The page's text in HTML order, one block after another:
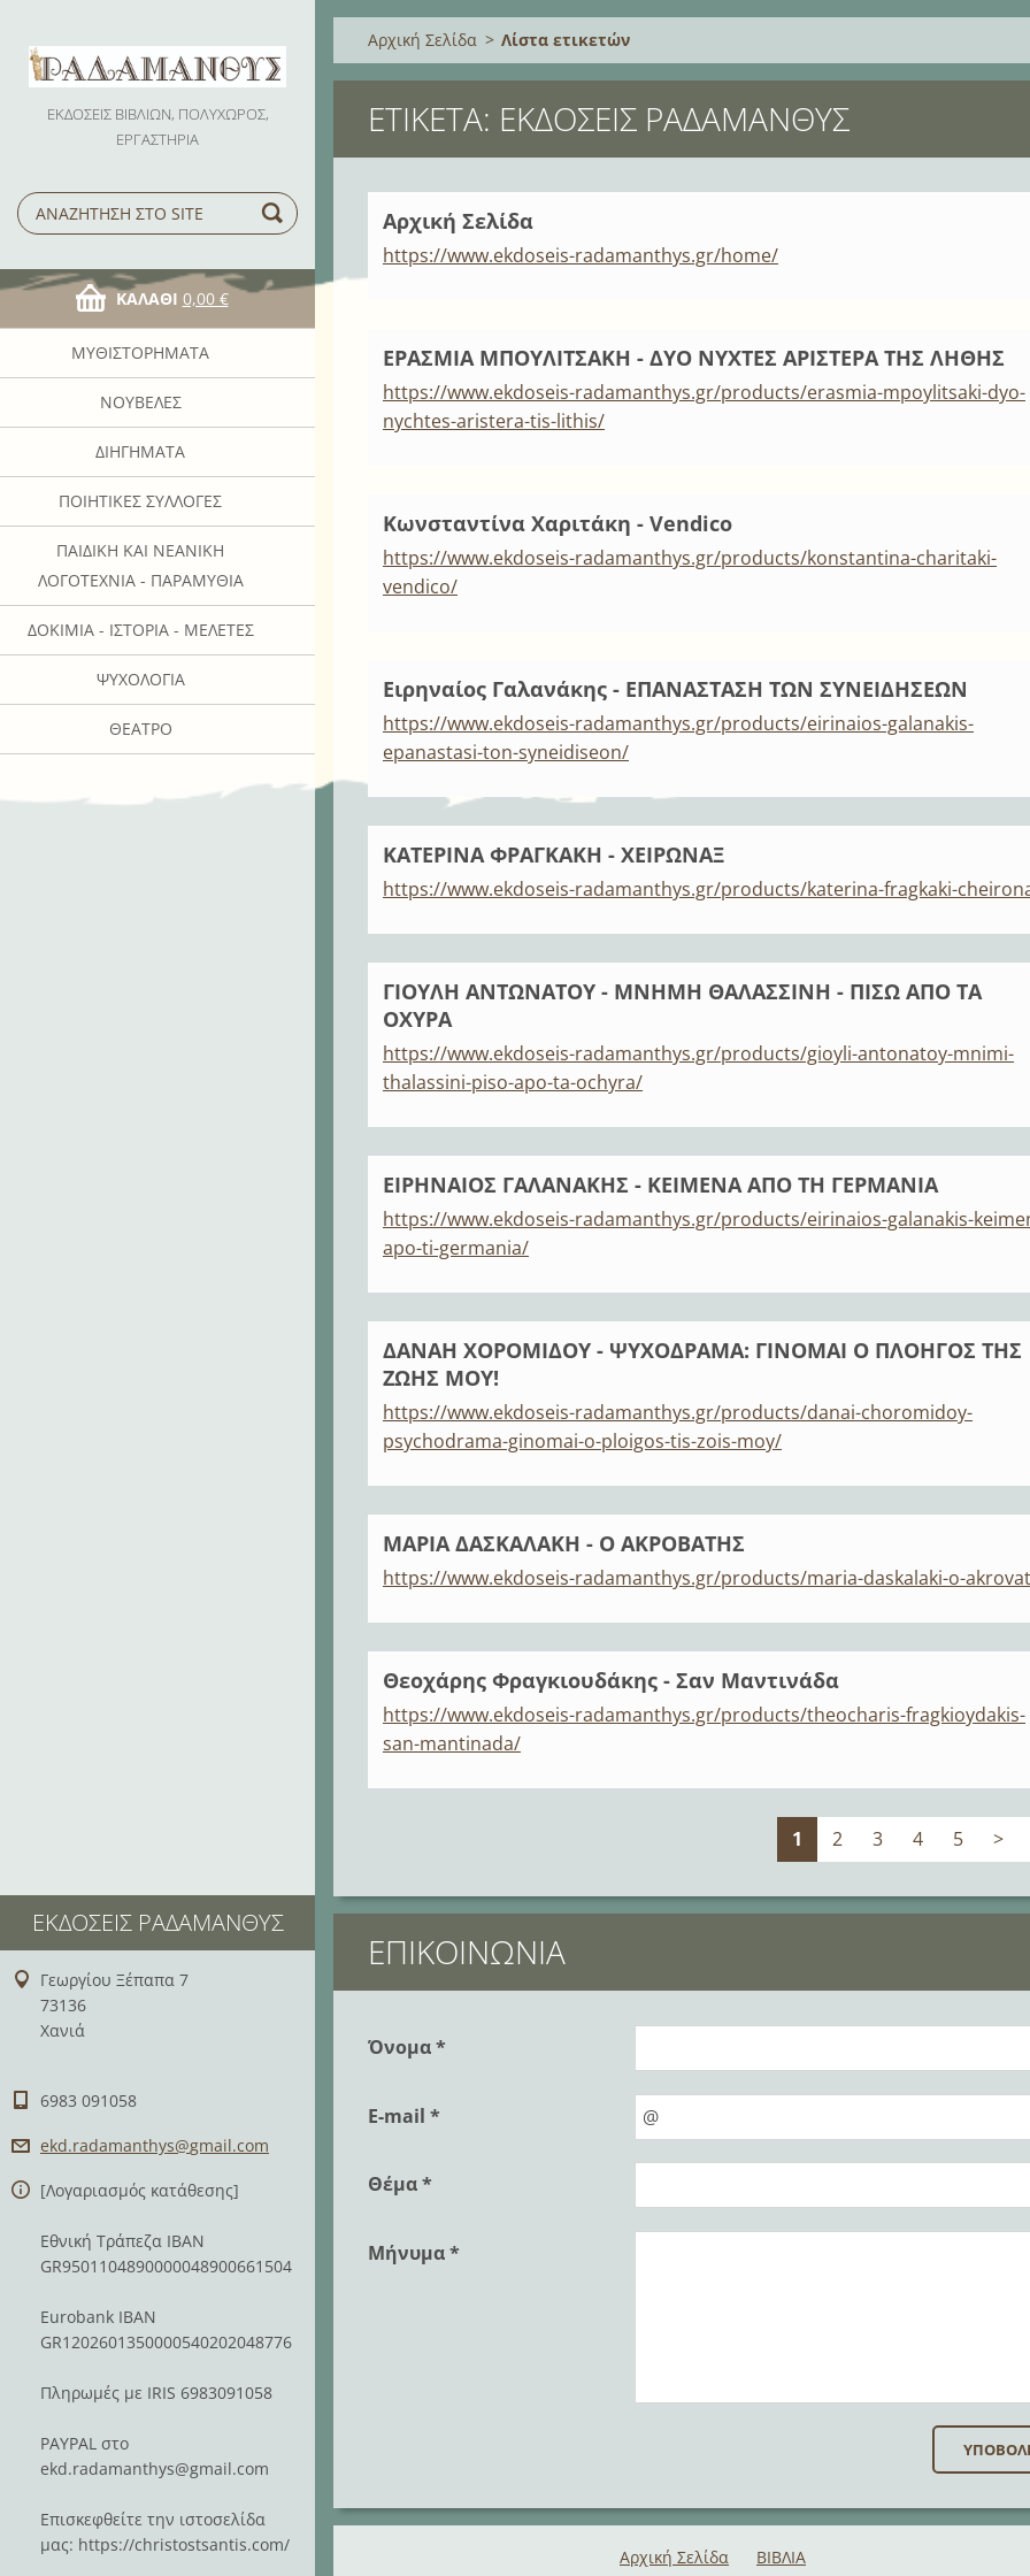
ΕΚΔΟΣΕΙΣ ΒΙΒΛΙΩΝ, ΠΟΛΥΧΩΡΟΣ,
ΕΡΓΑΣΤΗΡΙΑ
ΚΑΛΆΘΙ 0,00 €
ΜΥΘΙΣΤΟΡΉΜΑΤΑ
ΝΟΥΒΈΛΕΣ
ΔΙΗΓΉΜΑΤΑ
ΠΟΙΗΤΙΚΈΣ ΣΥΛΛΟΓΈΣ
ΠΑΙΔΙΚΉ ΚΑΙ ΝΕΑΝΙΚΉ
ΛΟΓΟΤΕΧΝΊΑ - ΠΑΡΑΜΎΘΙΑ
ΔΟΚΊΜΙΑ - ΙΣΤΟΡΊΑ - ΜΕΛΈΤΕΣ
ΨΥΧΟΛΟΓΊΑ
ΘΈΑΤΡΟ
ΕΚΔΌΣΕΙΣ ΡΑΔΆΜΑΝΘΥΣ
Γεωργίου Ξέπαπα 7
73136
Χανιά
6983 091058
ekd.radamanthys@gmail.com
[Λογαριασμός κατάθεσης]
Εθνική Τράπεζα IBAN
GR9501104890000048900661504
Eurobank IBAN
GR1202601350000540202048776
Πληρωμές με IRIS 6983091058
PAYPAL στο
ekd.radamanthys@gmail.com
Επισκεφθείτε την ιστοσελίδα
μας: https://christostsantis.com/
Αρχική Σελίδα > Λίστα ετικετών
ΕΤΙΚΈΤΑ: ΕΚΔΌΣΕΙΣ ΡΑΔΆΜΑΝΘΥΣ
Αρχική Σελίδα
https://www.ekdoseis-radamanthys.gr/home/
ΕΡΑΣΜΙΑ ΜΠΟΥΛΙΤΣΑΚΗ - ΔΥΟ ΝΥΧΤΕΣ ΑΡΙΣΤΕΡΑ ΤΗΣ ΛΗΘΗΣ
https://www.ekdoseis-radamanthys.gr/products/erasmia-mpoylitsaki-dyo-
nychtes-aristera-tis-lithis/
Κωνσταντίνα Χαριτάκη - Vendico
https://www.ekdoseis-radamanthys.gr/products/konstantina-charitaki-
vendico/
Ειρηναίος Γαλανάκης - ΕΠΑΝΑΣΤΑΣΗ ΤΩΝ ΣΥΝΕΙΔΗΣΕΩΝ
https://www.ekdoseis-radamanthys.gr/products/eirinaios-galanakis-
epanastasi-ton-syneidiseon/
ΚΑΤΕΡΙΝΑ ΦΡΑΓΚΑΚΗ - ΧΕΙΡΩΝΑΞ
https://www.ekdoseis-radamanthys.gr/products/katerina-fragkaki-
ΓΙΟΥΛΗ ΑΝΤΩΝΑΤΟΥ - ΜΝΗΜΗ ΘΑΛΑΣΣΙΝΗ - ΠΙΣΩ ΑΠΟ ΤΑ
ΟΧΥΡΑ
https://www.ekdoseis-radamanthys.gr/products/gioyli-antonatoy-mnimi-
thalassini-piso-apo-ta-ochyra/
ΕΙΡΗΝΑΙΟΣ ΓΑΛΑΝΑΚΗΣ - ΚΕΙΜΕΝΑ ΑΠΟ ΤΗ ΓΕΡΜΑΝΙΑ
https://www.ekdoseis-radamanthys.gr/products/eirinaios-galanakis-
apo-ti-germania/
ΔΑΝΑΗ ΧΟΡΟΜΙΔΟΥ - ΨΥΧΟΔΡΑΜΑ: ΓΙΝΟΜΑΙ Ο ΠΛΟΗΓΟΣ ΤΗΣ
ΖΩΗΣ ΜΟΥ!
https://www.ekdoseis-radamanthys.gr/products/danai-choromidoy-
psychodrama-ginomai-o-ploigos-tis-zois-moy/
ΜΑΡΙΑ ΔΑΣΚΑΛΑΚΗ - Ο ΑΚΡΟΒΑΤΗΣ
https://www.ekdoseis-radamanthys.gr/products/maria-daskalaki-o-
Θεοχάρης Φραγκιουδάκης - Σαν Μαντινάδα
https://www.ekdoseis-radamanthys.gr/products/theocharis-fragkioydakis-
san-mantinada/
1 2 3 4 5 >
ΕΠΙΚΟΙΝΩΝΊΑ
Όνομα *
E-mail *
Θέμα *
Μήνυμα *
Αρχική Σελίδα ΒΙΒΛΙΑ